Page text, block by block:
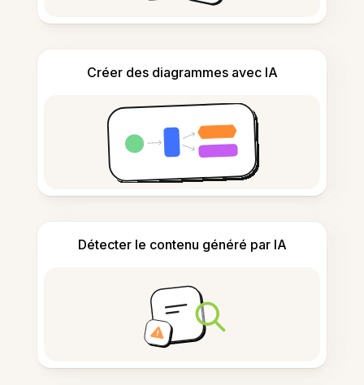
Créer des diagrammes avec IA
Détecter le contenu généré par IA